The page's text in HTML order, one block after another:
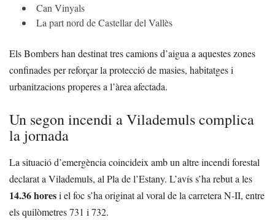
Can Vinyals
La part nord de Castellar del Vallès
Els Bombers han destinat tres camions d’aigua a aquestes zones
confinades per reforçar la protecció de masies, habitatges i
urbanitzacions properes a l’àrea afectada.
Un segon incendi a Vilademuls complica
la jornada
La situació d’emergència coincideix amb un altre incendi forestal
declarat a Vilademuls, al Pla de l’Estany. L’avís s’ha rebut a les
14.36 horesi el foc s’ha originat al voral de la carretera N-II, entre
els quilòmetres 731 i 732.